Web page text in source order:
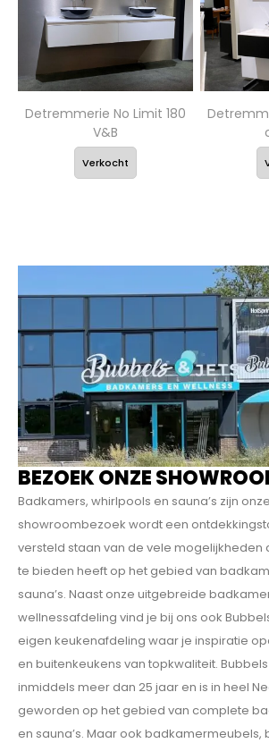
Detremmerie No Limit 180
V&B
Verkocht
BEZOEK ONZE
Badkamers, whirlpools en sauna’s zijn
showroombezoek wordt een
versteld staan van de vele mogelijkheden
te bieden heeft op het gebied van
sauna’s. Naast onze uitgebreide
wellnessafdeling vind je bij ons ook
eigen keukenafdeling waar je inspiratie
en buitenkeukens van topkwaliteit.
inmiddels meer dan 25 jaar en is in heel
geworden op het gebied van complete
en sauna’s. Maar ook badkamermeubels,